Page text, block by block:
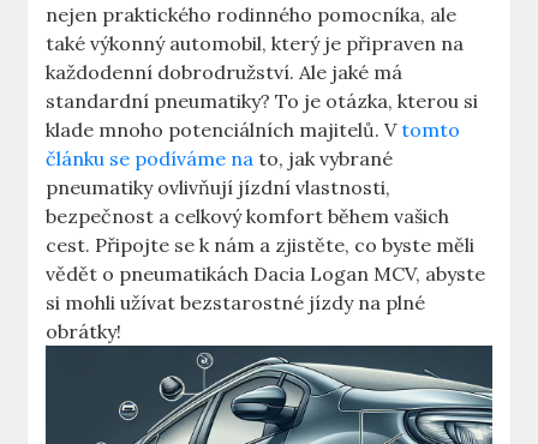
nejen praktického rodinného pomocníka, ale
také výkonný automobil, který je připraven na
každodenní dobrodružství. Ale jaké má
standardní pneumatiky? To je otázka, kterou si
klade mnoho potenciálních majitelů. Vtomto
článku se podíváme na to, jak vybrané
pneumatiky ovlivňují jízdní vlastnosti,
bezpečnost a celkový komfort během vašich
cest. Připojte se k nám a zjistěte, co byste měli
vědět o pneumatikách Dacia Logan MCV, abyste
si mohli užívat bezstarostné jízdy na plné
obrátky!